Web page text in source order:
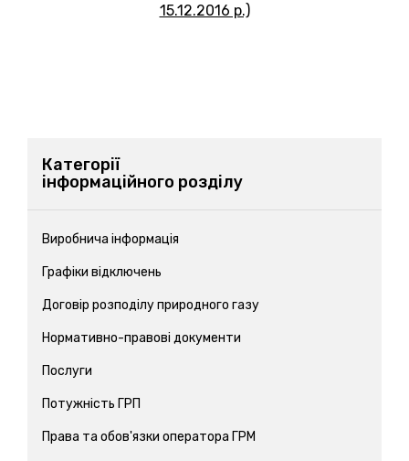
15.12.2016 р.)
Категорії
інформаційного розділу
Виробнича інформація
Графіки відключень
Договір розподілу природного газу
Нормативно-правові документи
Послуги
Потужність ГРП
Права та обов'язки оператора ГРМ